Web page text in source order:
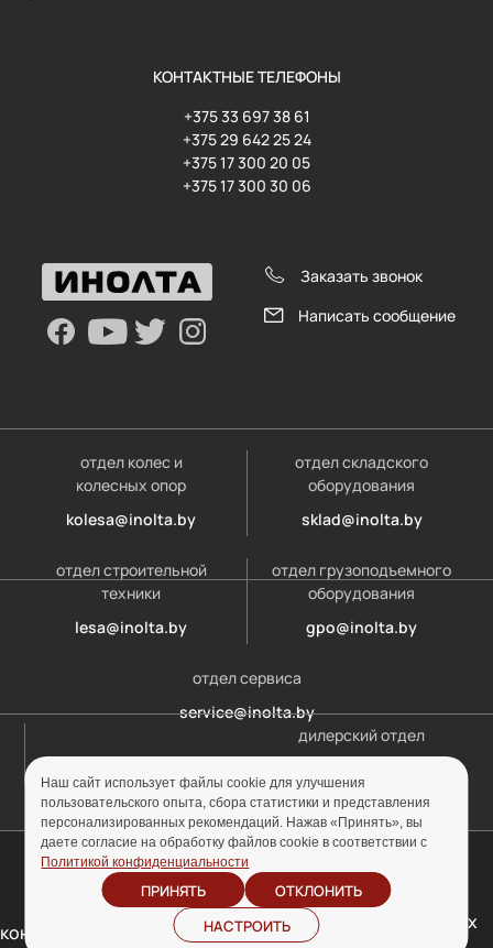
КОНТАКТНЫЕ ТЕЛЕФОНЫ
+375 33 697 38 61
+375 29 642 25 24
+375 17 300 20 05
+375 17 300 30 06
Заказать звонок
Написать сообщение
отдел колес и
колесных опор
kolesa@inolta.by
отдел складского
оборудования
sklad@inolta.by
отдел строительной
техники
lesa@inolta.by
отдел грузоподъемного
оборудования
gpo@inolta.by
отдел сервиса
service@inolta.by
дилерский отдел
© ООО «Инолта» 2010-2026 г. УНП 691302759
Политика
конфиденциальности
Отзыв согласия на
обработку персональных
Наш сайт использует файлы cookie для улучшения
пользовательского опыта, сбора статистики и представления
персонализированных рекомендаций. Нажав «Принять», вы
даете согласие на обработку файлов cookie в соответствии с
Политикой конфиденциальности
ПРИНЯТЬ
ОТКЛОНИТЬ
НАСТРОИТЬ